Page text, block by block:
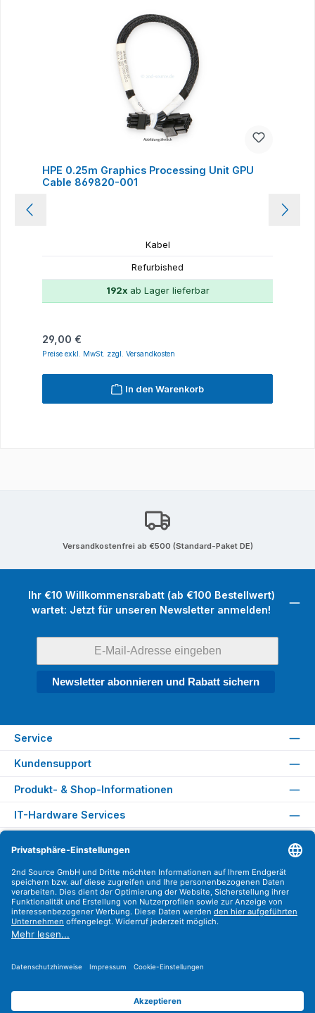
HPE 0.25m Graphics Processing Unit GPU
Cable 869820-001
Kabel
Refurbished
192xab Lager lieferbar
Regulärer Preis:
29,00 €
Preise exkl. MwSt. zzgl. Versandkosten
In den Warenkorb
Versandkostenfrei ab €500 (Standard-Paket DE)
Ihr €10 Willkommensrabatt (ab €100 Bestellwert)
wartet: Jetzt für unseren Newsletter anmelden!
Newsletter abonnieren und Rabatt sichern
Service
Kundensupport
Produkt- & Shop-Informationen
IT-Hardware Services
Versandarten
Zahlungsarten
Sicher Einkaufen
Find us on